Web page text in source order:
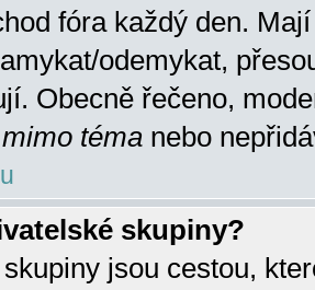
fóra každý den.
odemykat,
Obecně řečeno,
mimo téma nebo
skupiny?
jsou cestou,